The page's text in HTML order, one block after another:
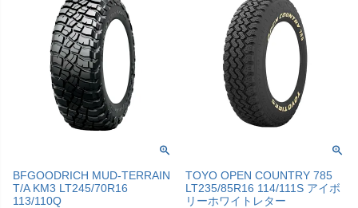
BFGOODRICH MUD-TERRAIN
T/A KM3 LT245/70R16
113/110Q
TOYO OPEN COUNTRY 785
LT235/85R16 114/111S アイボ
リーホワイトレター